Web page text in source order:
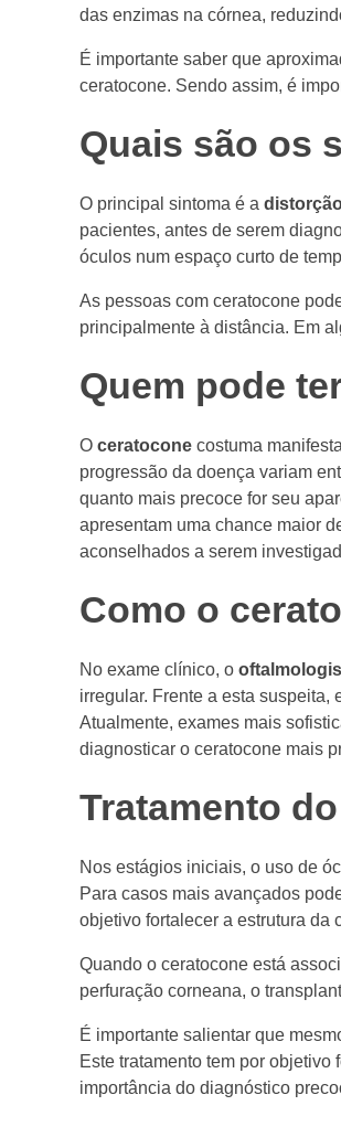
das enzimas na córnea,
É importante saber que
ceratocone. Sendo assim, é
Quais são os
O principal sintoma é a
pacientes, antes de serem
óculos num espaço curto de
As pessoas com ceratocone
principalmente à distância. Em
Quem pode
O ceratocone costuma
progressão da doença variam
quanto mais precoce for seu
apresentam uma chance maior
aconselhados a serem
Como o
No exame clínico, o
irregular. Frente a esta
Atualmente, exames mais
diagnosticar o ceratocone mais
Tratamento
Nos estágios iniciais, o uso de
Para casos mais avançados
objetivo fortalecer a estrutura da
Quando o ceratocone está
perfuração corneana, o
É importante salientar que
Este tratamento tem por
importância do diagnóstico